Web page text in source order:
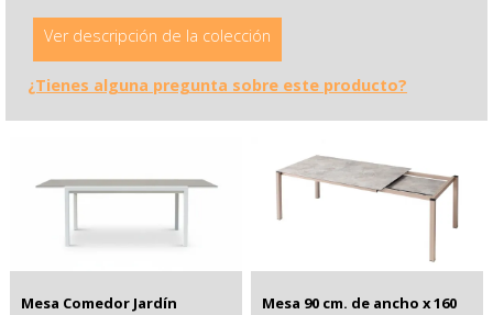
Ver descripción de la colección
¿Tienes alguna pregunta sobre este producto?
Mesa Comedor Jardín
Mesa 90 cm. de ancho x 160